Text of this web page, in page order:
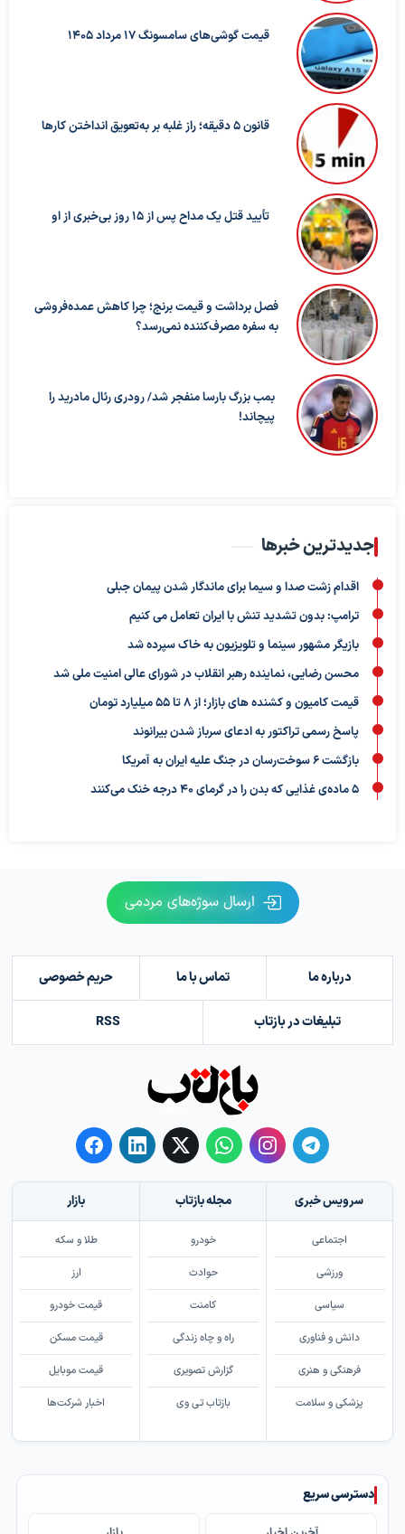
قیمت گوشی‌های سامسونگ 17 مرداد 1405
قانون ۵ دقیقه؛ راز غلبه بر به‌تعویق‌ انداختن کارها
تأیید قتل یک مداح پس از ۱۵ روز بی‌خبری از او
فصل برداشت و قیمت برنج؛ چرا کاهش عمده‌فروشی
به سفره مصرف‌کننده نمی‌رسد؟
بمب بزرگ بارسا منفجر شد/ رودری رئال مادرید را
پیچاند!
جدیدترین خبرها
اقدام زشت صدا و سیما برای ماندگار شدن پیمان جبلی
ترامپ: بدون تشدید تنش با ایران تعامل می کنیم
بازیگر مشهور سینما و تلویزیون به خاک سپرده شد
محسن رضایی، نماینده رهبر انقلاب در شورای عالی امنیت ملی شد
قیمت کامیون و کشنده های بازار؛ از ۸ تا ۵۵ میلیارد تومان
پاسخ رسمی تراکتور به ادعای سرباز شدن بیرانوند
بازگشت ۶ سوخت‌رسان در جنگ علیه ایران به آمریکا
۵ ماده‌ی غذایی که بدن را در گرمای ۴۰ درجه خنک می‌کنند
ارسال سوژه‌های مردمی
درباره ما تماس با ما حریم خصوصی
تبلیغات در بازتاب RSS
سرویس خبری
اجتماعی
ورزشی
سیاسی
دانش و فناوری
فرهنگی و هنری
پزشکی و سلامت
مجله بازتاب
خودرو
حوادث
کامنت
راه و چاه زندگی
گزارش تصویری
بازتاب تی وی
بازار
طلا و سکه
ارز
قیمت خودرو
قیمت مسکن
قیمت موبایل
اخبار شرکت‌ها
دسترسی سریع